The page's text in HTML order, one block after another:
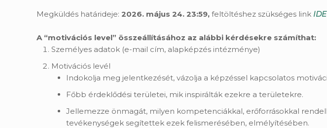
Megküldés határideje:2026. május 24. 23:59,feltöltéshez szükséges link
A “motivációs level” összeállításához az alábbi kérdésekre számíthat:
Személyes adatok (e-mail cím, alapképzés intézménye)
Motivációs levél
Indokolja meg jelentkezését, vázolja a képzéssel kapcsolatos
Főbb érdeklődési területei, mik inspirálták ezekre a területekre.
Jellemezze önmagát, milyen kompetenciákkal, erőforrásokkal
tevékenységek segítettek ezek felismerésében, elmélyítésében.